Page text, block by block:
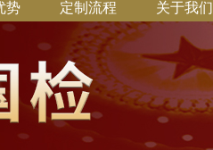
势 定制流程 关于我们